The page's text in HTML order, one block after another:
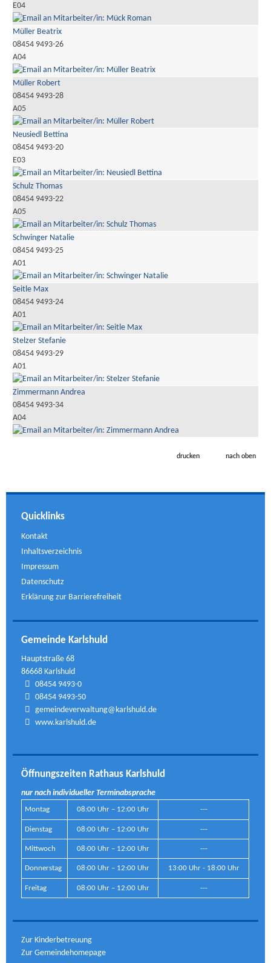
E04
Müller Beatrix
08454 9493-26
A04
Müller Robert
08454 9493-28
A05
Neusiedl Bettina
08454 9493-20
E03
Schulz Thomas
08454 9493-22
A05
Schwinger Natalie
08454 9493-25
A01
Seitle Max
08454 9493-24
A01
Stelzer Stefanie
08454 9493-29
A01
Zimmermann Andrea
08454 9493-34
A04
drucken nach oben
Quicklinks
Kontakt
Inhaltsverzeichnis
Impressum
Datenschutz
Erklärung zur Barrierefreiheit
Gemeinde Karlshuld
Hauptstraße 68
86668 Karlshuld
08454 9493-0
08454 9493-50
gemeindeverwaltung@karlshuld.de
www.karlshuld.de
Öffnungszeiten Rathaus Karlshuld
nur nach individueller Terminabsprache
Montag 08:00 Uhr – 12:00 Uhr ---
Dienstag 08:00 Uhr – 12:00 Uhr ---
Mittwoch 08:00 Uhr – 12:00 Uhr ---
Donnerstag 08:00 Uhr – 12:00 Uhr 13:00 Uhr - 18:00 Uhr
Freitag 08:00 Uhr – 12:00 Uhr ---
Zur Kinderbetreuung
Zur Gemeindehomepage